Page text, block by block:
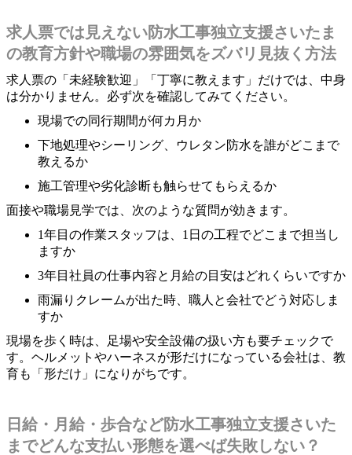
求人票では見えない防水工事独立支援さいたま
の教育方針や職場の雰囲気をズバリ見抜く方法
求人票の「未経験歓迎」「丁寧に教えます」だけでは、中身
は分かりません。必ず次を確認してみてください。
現場での同行期間が何カ月か
下地処理やシーリング、ウレタン防水を誰がどこまで
教えるか
施工管理や劣化診断も触らせてもらえるか
面接や職場見学では、次のような質問が効きます。
1年目の作業スタッフは、1日の工程でどこまで担当し
ますか
3年目社員の仕事内容と月給の目安はどれくらいですか
雨漏りクレームが出た時、職人と会社でどう対応しま
すか
現場を歩く時は、足場や安全設備の扱い方も要チェックで
す。ヘルメットやハーネスが形だけになっている会社は、教
育も「形だけ」になりがちです。
日給・月給・歩合など防水工事独立支援さいた
までどんな支払い形態を選べば失敗しない？